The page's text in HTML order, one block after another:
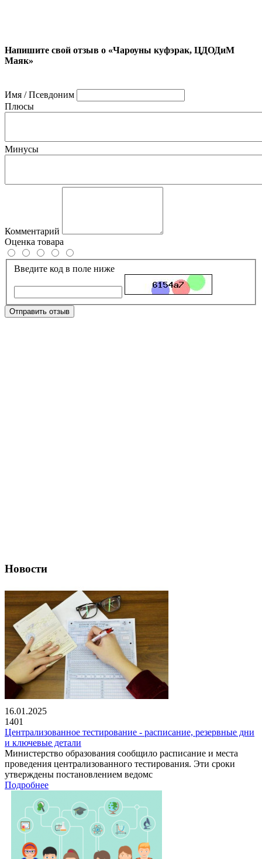
Напишите свой отзыв о «Чароуны куфэрак, ЦДОДиМ
Маяк»
Имя / Псевдоним
Плюсы
Минусы
Комментарий
Оценка товара
Введите код в поле ниже
Отправить отзыв
Новости
16.01.2025
1401
Централизованное тестирование - расписание, резервные дни
и ключевые детали
Министерство образования сообщило расписание и места
проведения централизованного тестирования. Эти сроки
утверждены постановлением ведомс
Подробнее